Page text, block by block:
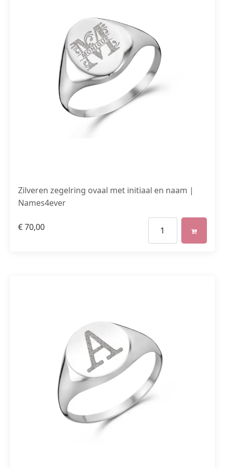
Zilveren zegelring ovaal met initiaal en naam |
Names4ever
€70,00